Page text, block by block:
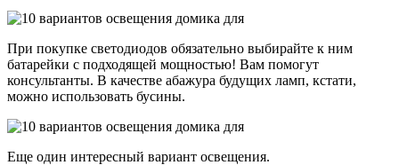
При покупке светодиодов обязательно выбирайте к ним
батарейки с подходящей мощностью! Вам помогут
консультанты. В качестве абажура будущих ламп, кстати,
можно использовать бусины.
Еще один интересный вариант освещения.